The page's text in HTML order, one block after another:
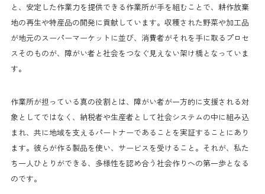
と、安定した作業力を提供できる作業所が手を組むことで、耕作放棄
地の再生や特産品の開発に貢献しています。収穫された野菜や加工品
が地元のスーパーマーケットに並び、消費者がそれを手に取るプロセ
スそのものが、障がい者と社会をつなぐ見えない架け橋となっていま
す。
作業所が担っている真の役割とは、障がい者が一方的に支援される対
象としてではなく、納税者や生産者として社会システムの中に組み込
まれ、共に地域を支えるパートナーであることを実証することにあり
ます。彼らが作る製品を使い、サービスを受けること。それが、私た
ち一人ひとりができる、多様性を認め合う社会作りへの第一歩となる
のです。